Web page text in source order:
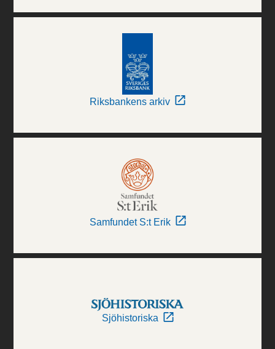
Riksbankens arkiv
Samfundet S:t Erik
Sjöhistoriska